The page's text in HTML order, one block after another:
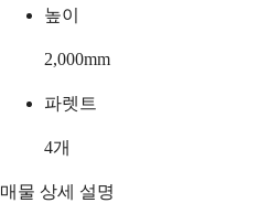
높이
2,000mm
파렛트
4개
매물 상세 설명